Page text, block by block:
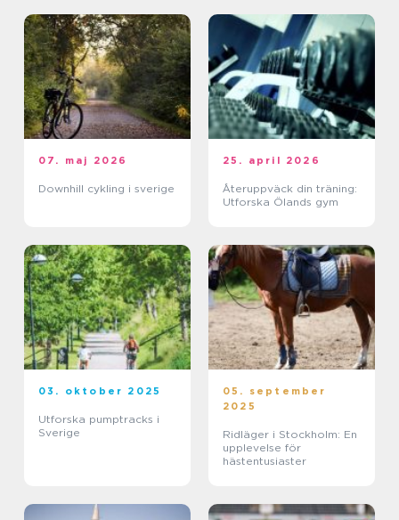
07. maj 2026
Downhill cykling i sverige
25. april 2026
Återuppväck din träning:
Utforska Ölands gym
03. oktober 2025
Utforska pumptracks i
Sverige
05. september
2025
Ridläger i Stockholm: En
upplevelse för
hästentusiaster